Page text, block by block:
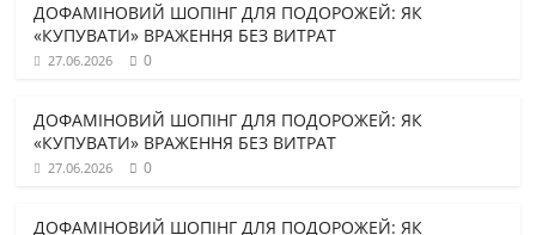
ДОФАМІНОВИЙ ШОПІНГ ДЛЯ ПОДОРОЖЕЙ: ЯК
«КУПУВАТИ» ВРАЖЕННЯ БЕЗ ВИТРАТ
27.06.2026 0
ДОФАМІНОВИЙ ШОПІНГ ДЛЯ ПОДОРОЖЕЙ: ЯК
«КУПУВАТИ» ВРАЖЕННЯ БЕЗ ВИТРАТ
27.06.2026 0
ДОФАМІНОВИЙ ШОПІНГ ДЛЯ ПОДОРОЖЕЙ: ЯК